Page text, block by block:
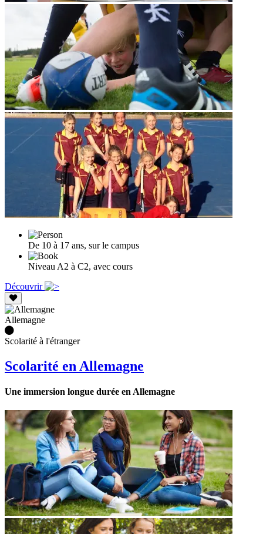
De 10 à 17 ans, sur le campus
Niveau A2 à C2, avec cours
Découvrir
Allemagne
Scolarité à l'étranger
Scolarité en Allemagne
Une immersion longue durée en Allemagne